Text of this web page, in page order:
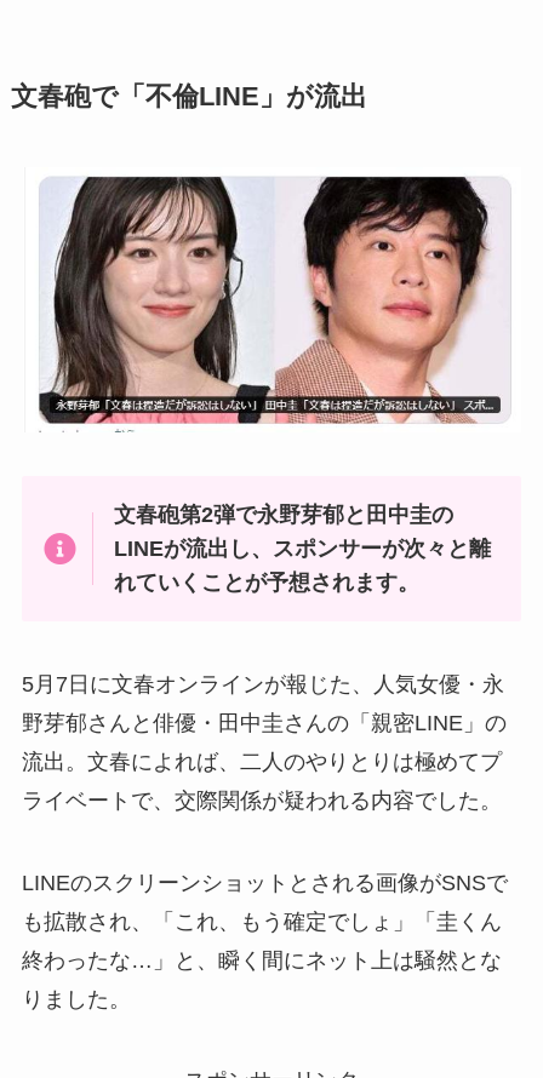
文春砲で「不倫LINE」が流出
文春砲第2弾で永野芽郁と田中圭の
LINEが流出し、スポンサーが次々と離
れていくことが予想されます。
5月7日に文春オンラインが報じた、人気女優・永
野芽郁さんと俳優・田中圭さんの「親密LINE」の
流出。文春によれば、二人のやりとりは極めてプ
ライベートで、交際関係が疑われる内容でした。
LINEのスクリーンショットとされる画像がSNSで
も拡散され、「これ、もう確定でしょ」「圭くん
終わったな…」と、瞬く間にネット上は騒然とな
りました。